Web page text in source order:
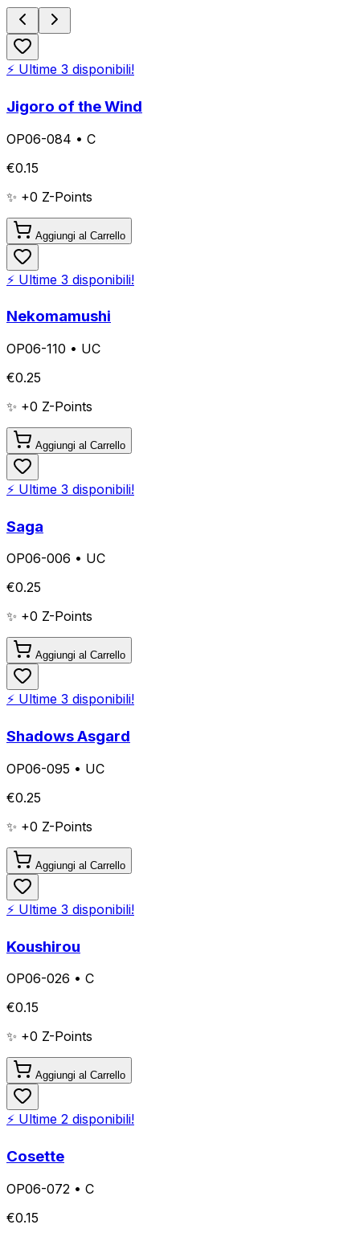
⚡ Ultime 3 disponibili!
Jigoro of the Wind
OP06-084 • C
€0.15
✨ +0 Z-Points
Aggiungi al Carrello
⚡ Ultime 3 disponibili!
Nekomamushi
OP06-110 • UC
€0.25
✨ +0 Z-Points
Aggiungi al Carrello
⚡ Ultime 3 disponibili!
Saga
OP06-006 • UC
€0.25
✨ +0 Z-Points
Aggiungi al Carrello
⚡ Ultime 3 disponibili!
Shadows Asgard
OP06-095 • UC
€0.25
✨ +0 Z-Points
Aggiungi al Carrello
⚡ Ultime 3 disponibili!
Koushirou
OP06-026 • C
€0.15
✨ +0 Z-Points
Aggiungi al Carrello
⚡ Ultime 2 disponibili!
Cosette
OP06-072 • C
€0.15